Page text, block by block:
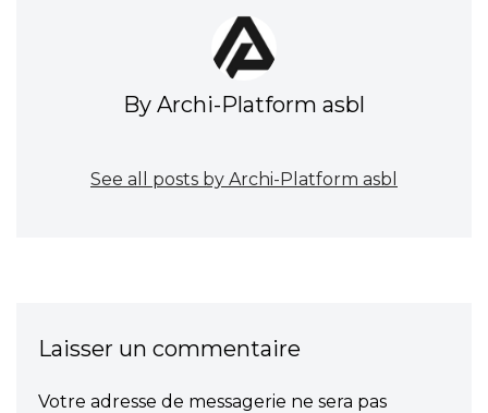
By Archi-Platform asbl
See all posts by Archi-Platform asbl
Laisser un commentaire
Votre adresse de messagerie ne sera pas